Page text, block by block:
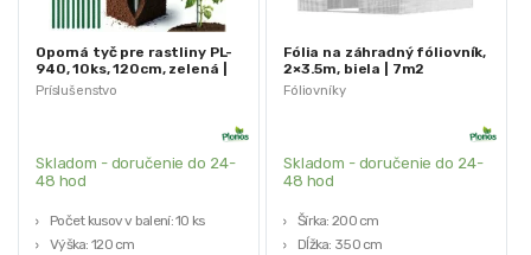
Príslušenstvo
Oporná tyč pre rastliny PL-
940, 10ks, 120cm, zelená |
Plonos
Skladom - doručenie do 24-
48 hod
Počet kusov v balení: 10 ks
Výška: 120 cm
Fóliovníky
Fólia na záhradný fóliovník,
2×3.5m, biela | 7m2
Skladom - doručenie do 24-
48 hod
Šírka: 200 cm
Dĺžka: 350 cm